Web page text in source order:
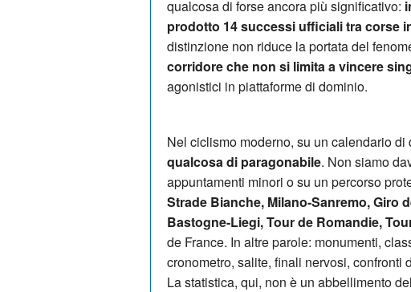
qualcosa di forse ancora più significativo:
prodotto 14 successi ufficiali tra corse
distinzione non riduce la portata del
corridore che non si limita a vincere
agonistici in piattaforme di dominio.
Nel ciclismo moderno, su un calendario di
qualcosa di paragonabile. Non siamo
appuntamenti minori o su un percorso
Strade Bianche, Milano-Sanremo, Giro
Bastogne-Liegi, Tour de Romandie,
de France. In altre parole: monumenti,
cronometro, salite, finali nervosi, confronti
La statistica, qui, non è un abbellimento